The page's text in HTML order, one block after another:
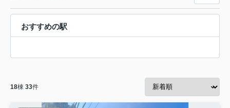
おすすめの駅
18棟 33件